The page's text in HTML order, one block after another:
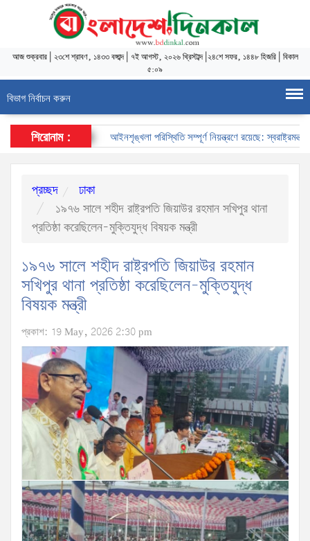
আজশুক্রবার| ২৩শে শ্রাবণ, ১৪৩৩ বঙ্গাব্দ| ৭ই আগস্ট, ২০২৬ খ্রিস্টাব্দ| ২৪শে সফর, ১৪৪৮ হিজরি| বিকাল
৫:০৯
বিভাগ নির্বাচন করুন
শিরোনাম : আইনশৃঙ্খলা পরিস্থিতি সম্পূর্ণ নিয়ন্ত্রণে রয়েছে: স্বরাষ্ট্রমন্ত্রী
প্রচ্ছদ
ঢাকা
১৯৭৬ সালে শহীদ রাষ্ট্রপতি জিয়াউর রহমান সখিপুর থানা
প্রতিষ্ঠা করেছিলেন-মুক্তিযুদ্ধ বিষয়ক মন্ত্রী
১৯৭৬ সালে শহীদ রাষ্ট্রপতি জিয়াউর রহমান
সখিপুর থানা প্রতিষ্ঠা করেছিলেন-মুক্তিযুদ্ধ
বিষয়ক মন্ত্রী
প্রকাশ: 19 May, 2026 2:30 pm